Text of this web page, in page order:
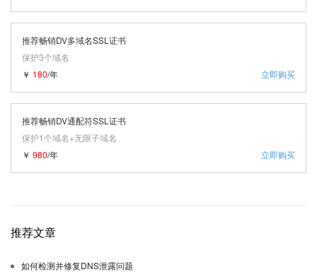
推荐畅销DV多域名SSL证书
保护3个域名
立即购买
￥ 180/年
推荐畅销DV通配符SSL证书
保护1个域名+无限子域名
立即购买
￥ 980/年
推荐文章
如何检测并修复DNS泄露问题